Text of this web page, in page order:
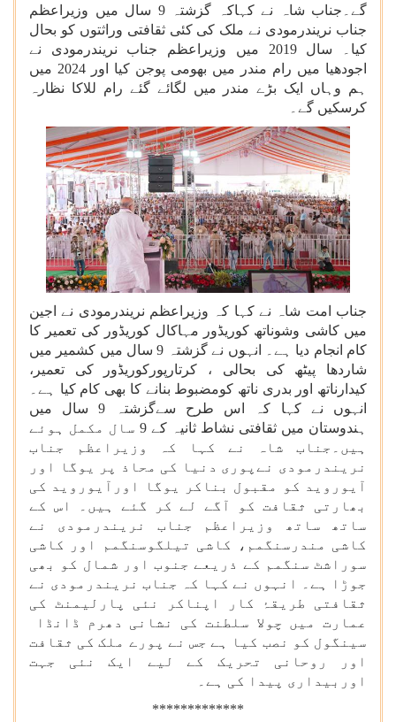
گے۔جناب شاہ نے کہاکہ گزشتہ 9 سال میں وزیراعظم
جناب نریندرمودی نے ملک کی کئی ثقافتی وراثتوں کو بحال
کیا۔ سال 2019 میں وزیراعظم جناب نریندرمودی نے
اجودھیا میں رام مندر میں بھومی پوجن کیا اور 2024 میں
ہم وہاں ایک بڑے مندر میں لگائے گئے رام للاکا نظارہ
کرسکیں گے۔
جناب امت شاہ نے کہا کہ وزیراعظم نریندرمودی نے اجین
میں کاشی وشوناتھ کوریڈور مہاکال کوریڈور کی تعمیر کا
کام انجام دیا ہے۔ انہوں نے گزشتہ 9 سال میں کشمیر میں
شاردھا پیٹھ کی بحالی ، کرتارپورکوریڈور کی تعمیر،
کیدارناتھ اور بدری ناتھ کومضبوط بنانے کا بھی کام کیا ہے۔
انہوں نے کہا کہ اس طرح سےگزشتہ 9 سال میں
ہندوستان میں ثقافتی نشاط ثانیہ کے 9 سال مکمل ہوئے
ہیں۔جناب شاہ نے کہا کہ وزیراعظم جناب
نریندرمودی نےپوری دنیا کی محاذ پر یوگا اور
آیوروید کو مقبول بناکر یوگا اورآیوروید کی
بھارتی ثقافت کو آگے لے کر گئے ہیں۔ اس کے
ساتھ ساتھ وزیراعظم جناب نریندرمودی نے
کاشی مندرسنگمم، کاشی تیلگوسنگمم اور کاشی
سوراشٹ سنگمم کے ذریعے جنوب اور شمال کو بھی
جوڑا ہے۔ انہوں نے کہا کہ جناب نریندرمودی نے
ثقافتی طریقۂ کار اپناکر نئی پارلیمنٹ کی
عمارت میں چولا سلطنت کی نشانی دھرم ڈانڈا
سینگول کو نصب کیا ہے جس نے پورے ملک کی ثقافت
اور روحانی تحریک کے لیے ایک نئی جہت
اوربیداری پیدا کی ہے۔
*************